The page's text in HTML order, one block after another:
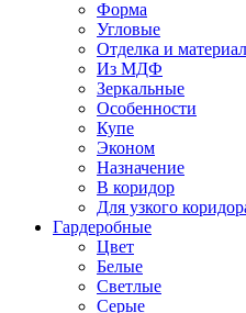
Форма
Угловые
Отделка и материал
Из МДФ
Зеркальные
Особенности
Купе
Эконом
Назначение
В коридор
Для узкого
Гардеробные
Цвет
Белые
Светлые
Серые